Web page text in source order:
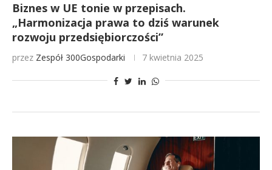
Biznes w UE tonie w przepisach.
„Harmonizacja prawa to dziś warunek
rozwoju przedsiębiorczości”
przez Zespół 300Gospodarki 7 kwietnia 2025